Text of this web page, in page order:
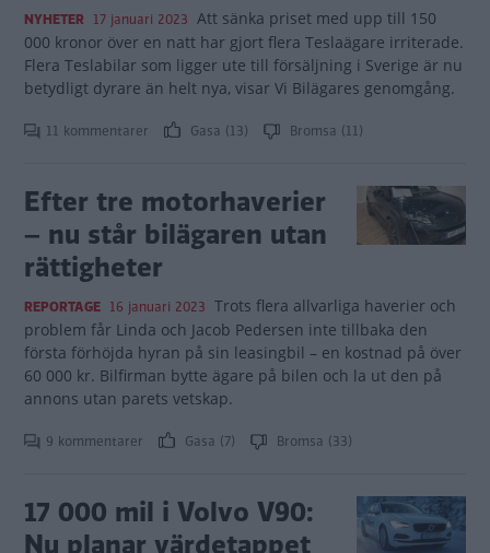
NYHETER 17 januari 2023 Att sänka priset med upp till 150
000 kronor över en natt har gjort flera Teslaägare irriterade.
Flera Teslabilar som ligger ute till försäljning i Sverige är nu
betydligt dyrare än helt nya, visar Vi Bilägares genomgång.
11 kommentarer Gasa (13) Bromsa (11)
Efter tre motorhaverier
– nu står bilägaren utan
rättigheter
REPORTAGE 16 januari 2023 Trots flera allvarliga haverier och
problem får Linda och Jacob Pedersen inte tillbaka den
första förhöjda hyran på sin leasingbil – en kostnad på över
60 000 kr. Bilfirman bytte ägare på bilen och la ut den på
annons utan parets vetskap.
9 kommentarer Gasa (7) Bromsa (33)
17 000 mil i Volvo V90:
Nu planar värdetappet